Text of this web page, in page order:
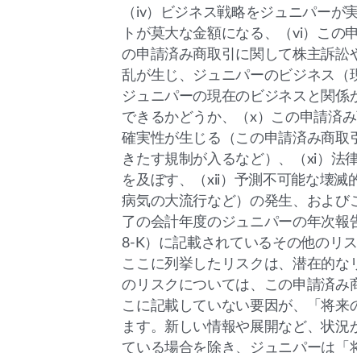
（iv）ビジネス戦略をジュニパー
トが莫大な金額になる、（vi）この
の申請済み商取引に関して株主訴訟
乱が生じ、ジュニパーのビジネス
ジュニパーの現在のビジネスと関
できるかどうか、（x）この申請済
確実性が生じる（この申請済み商取
きたす規制が入るなど）、（xi）法
を及ぼす、（xii）予測不可能な壊滅
病気の大流行など）の発生、および
了の会計年度のジュニパーの年次
8-K）に記載されているその他のリ
ここに列挙したリスクは、潜在的
のリスクについては、この申請済み
こに記載していない要因が、「将
ます。新しい情報や展開など、状
ている場合を除き、ジュニパーは